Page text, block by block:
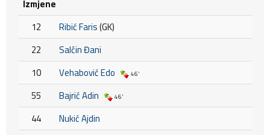
Izmjene
12
Ribić Faris(GK)
22
Salčin Đani
10
Vehabović Edo 46'
55 Bajrić Adin 46'
44
Nukić Ajdin